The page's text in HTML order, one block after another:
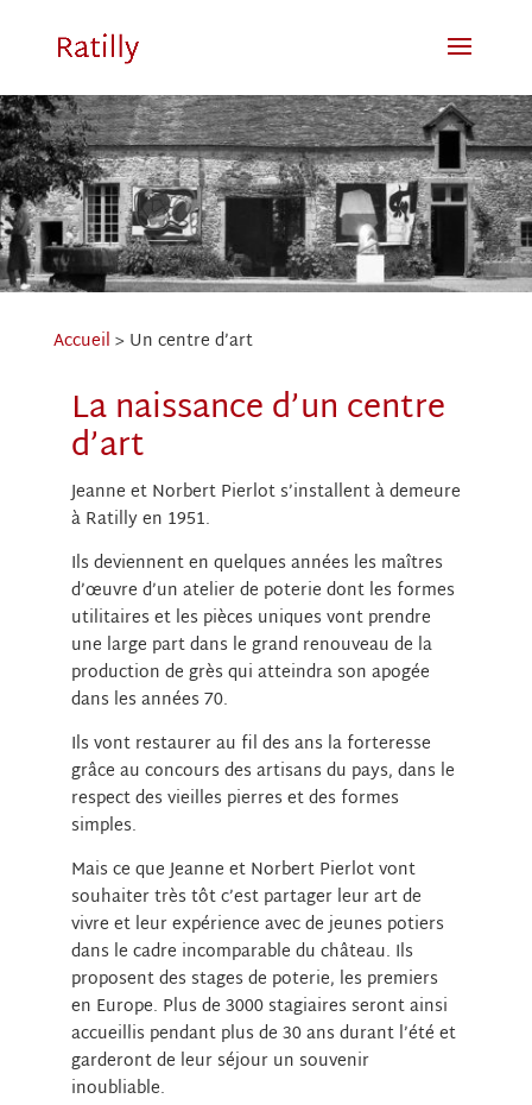
Accueil > Un centre d’art
La naissance d’un centre
d’art
Jeanne et Norbert Pierlot s’installent à demeure
à Ratilly en 1951.
Ils deviennent en quelques années les maîtres
d’œuvre d’un atelier de poterie dont les formes
utilitaires et les pièces uniques vont prendre
une large part dans le grand renouveau de la
production de grès qui atteindra son apogée
dans les années 70.
Ils vont restaurer au fil des ans la forteresse
grâce au concours des artisans du pays, dans le
respect des vieilles pierres et des formes
simples.
Mais ce que Jeanne et Norbert Pierlot vont
souhaiter très tôt c’est partager leur art de
vivre et leur expérience avec de jeunes potiers
dans le cadre incomparable du château. Ils
proposent des stages de poterie, les premiers
en Europe. Plus de 3000 stagiaires seront ainsi
accueillis pendant plus de 30 ans durant l’été et
garderont de leur séjour un souvenir
inoubliable.